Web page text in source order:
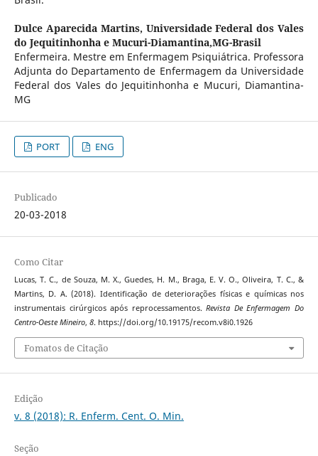
Dulce Aparecida Martins, Universidade Federal dos Vales
do Jequitinhonha e Mucuri-Diamantina,MG-Brasil
Enfermeira. Mestre em Enfermagem Psiquiátrica. Professora
Adjunta do Departamento de Enfermagem da Universidade
Federal dos Vales do Jequitinhonha e Mucuri, Diamantina-
MG
PORT ENG
Publicado
20-03-2018
Como Citar
Lucas, T. C., de Souza, M. X., Guedes, H. M., Braga, E. V. O., Oliveira, T. C., &
Martins, D. A. (2018). Identificação de deteriorações físicas e químicas nos
instrumentais cirúrgicos após reprocessamentos.Revista De Enfermagem Do
Centro-Oeste Mineiro, 8. https://doi.org/10.19175/recom.v8i0.1926
Fomatos de Citação
Edição
v. 8 (2018): R. Enferm. Cent. O. Min.
Seção